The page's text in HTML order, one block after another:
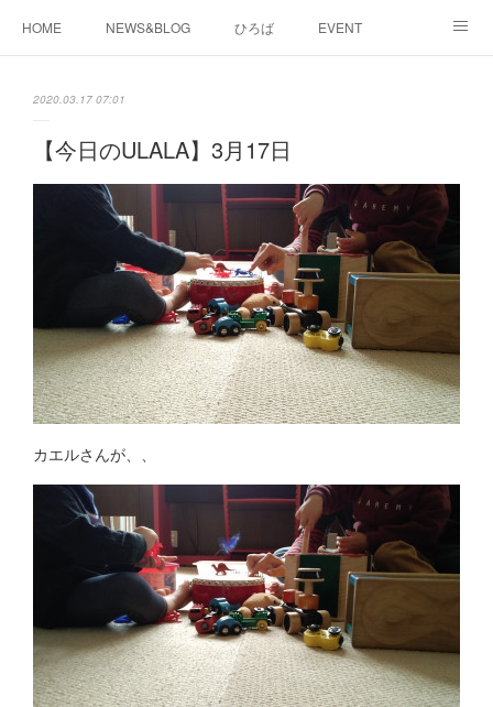
HOME NEWS&BLOG ひろば EVENT
2020.03.17 07:01
【今日のULALA】3月17日
カエルさんが、、